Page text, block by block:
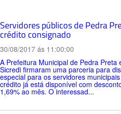
Servidores públicos de Pedra
crédito consignado
30/08/2017 ás 11:00:00
A Prefeitura Municipal de Pedra Preta
Sicredi firmaram uma parceria para
especial para os servidores
crédito já está disponível com
1,69% ao mês. O interessad...